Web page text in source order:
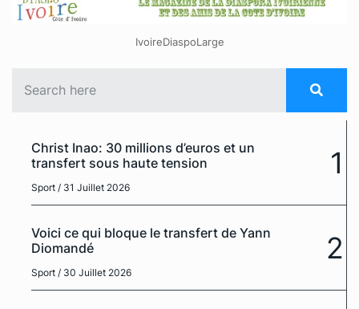
IvoireDiaspoLarge
Christ Inao: 30 millions d’euros et un
transfert sous haute tension
Sport / 31 Juillet 2026
1
Voici ce qui bloque le transfert de Yann
Diomandé
Sport / 30 Juillet 2026
2